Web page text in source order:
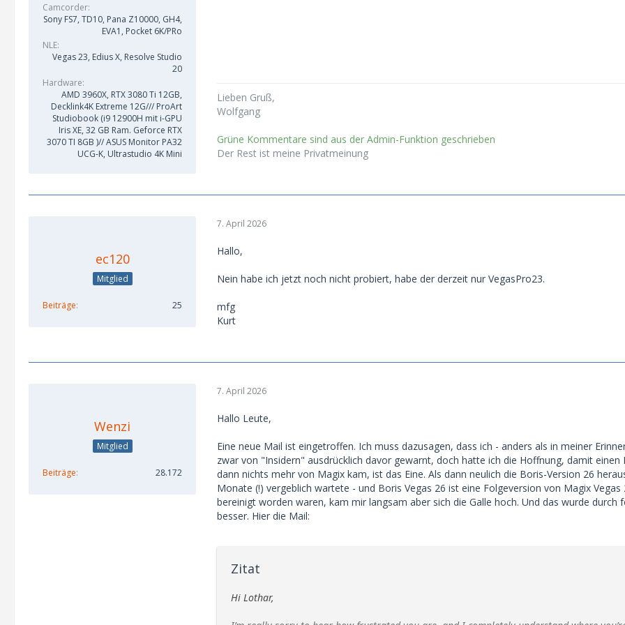
Camcorder
Sony FS7, TD10, Pana Z10000, GH4,
EVA1, Pocket 6K/PRo
NLE
Vegas 23, Edius X, Resolve Studio
20
Hardware
AMD 3960X, RTX 3080 Ti 12GB,
Decklink4K Extreme 12G/// ProArt
Studiobook (i9 12900H mit i-GPU
Iris XE, 32 GB Ram. Geforce RTX
3070 TI 8GB )// ASUS Monitor PA32
UCG-K, Ultrastudio 4K Mini
Lieben Gruß,
Wolfgang
Grüne Kommentare sind aus der Admin-Funktion geschrieben
Der Rest ist meine Privatmeinung
ec120
Mitglied
Beiträge 25
7. April 2026
Hallo,
Nein habe ich jetzt noch nicht probiert, habe der derzeit nur VegasPro23.
mfg
Kurt
Wenzi
Mitglied
Beiträge 28.172
7. April 2026
Hallo Leute,
Eine neue Mail ist eingetroffen. Ich muss dazusagen, dass ich - anders als in meiner
zwar von "Insidern" ausdrücklich davor gewarnt, doch hatte ich die Hoffnung, damit
dann nichts mehr von Magix kam, ist das Eine. Als dann neulich die Boris-Version 26
Monate (!) vergeblich wartete - und Boris Vegas 26 ist eine Folgeversion von Magix
bereinigt worden waren, kam mir langsam aber sich die Galle hoch. Und das wurde
besser. Hier die Mail:
Zitat
Hi Lothar,